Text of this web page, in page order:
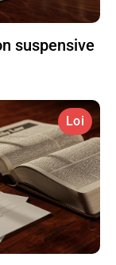
suspensive
Loi